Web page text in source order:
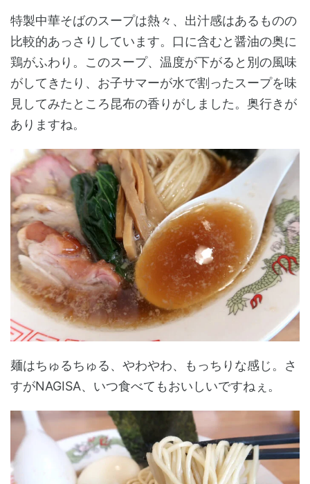
特製中華そばのスープは熱々、出汁感はあるものの
比較的あっさりしています。口に含むと醤油の奥に
鶏がふわり。このスープ、温度が下がると別の風味
がしてきたり、お子サマーが水で割ったスープを味
見してみたところ昆布の香りがしました。奥行きが
ありますね。
麺はちゅるちゅる、やわやわ、もっちりな感じ。さ
すがNAGISA、いつ食べてもおいしいですねぇ。